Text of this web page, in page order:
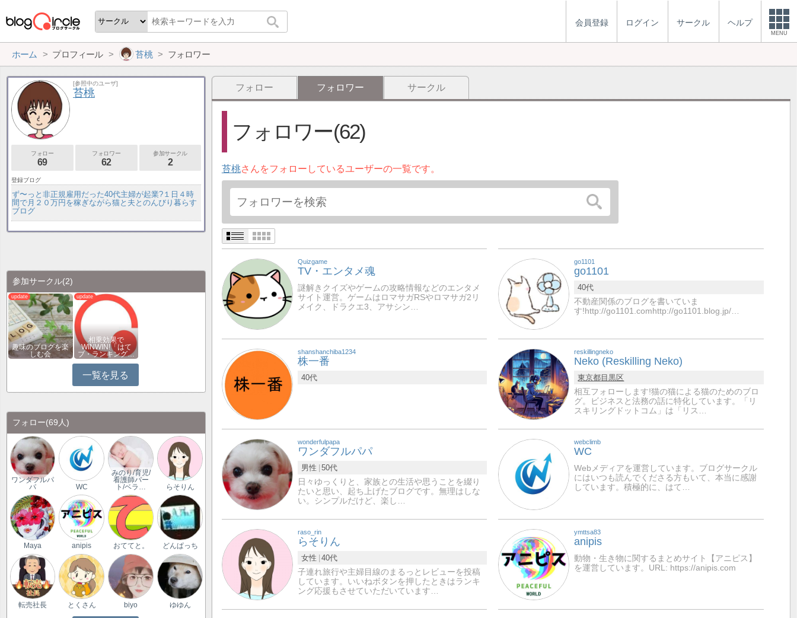
会員登録 ログイン サークル ヘルプ
MENU
ホーム プロフィール 苔桃 フォロワー
フォロー フォロワー サークル
フォロワー(62)
苔桃さんをフォローしているユーザーの一覧です。
Quizgame
TV・エンタメ魂
謎解きクイズやゲームの攻略情報などのエンタメ
サイト運営。ゲームはロマサガRSやロマサガ2リ
メイク、ドラクエ3、アサシン…
go1101
go1101
40代
不動産関係のブログを書いていま
す!http://go1101.comhttp://go1101.blog.jp/…
shanshanchiba1234
株一番
40代
reskillingneko
Neko (Reskilling Neko)
東京都目黒区
相互フォローします!猫の猫による猫のためのブロ
グ。ビジネスと法務の話に特化しています。「リ
スキリングドットコム」は「リス…
wonderfulpapa
ワンダフルパパ
男性
50代
日々ゆっくりと、家族との生活や思うことを綴り
たいと思い、起ち上げたブログです。無理はしな
い。シンプルだけど、楽し…
webclimb
WC
Webメディアを運営しています。ブログサークル
にはいつも読んでくださる方もいて、本当に感謝
しています。積極的に、はて…
raso_rin
らそりん
女性
40代
子連れ旅行や主婦目線のまるっとレビューを投稿
しています。いいねボタンを押したときはランキ
ング応援もさせていただいています…
ymttsa83
anipis
動物・生き物に関するまとめサイト【アニピス】
を運営しています。URL: https://anipis.com
[参照中のユーザ]
苔桃
フォロー
69
フォロワー
62
参加サークル
2
登録ブログ
ず〜っと非正規雇用だった40代主婦が起業?１日４時
間で月２０万円を稼ぎながら猫と夫とのんびり暮らす
ブログ
参加サークル(2)
趣味のブログを楽
しむ会
相乗効果で
WINWIN!「はて
ブ・ランキング…
一覧を見る
フォロー(69人)
ワンダフルパ
パ
WC
みのり/育児/
看護師パー
ト/ベラ…
らそりん
Maya anipis おててと。 どんぱっち
転売社長 とくさん biyo ゆゆん